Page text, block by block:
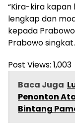
“Kira-kira
lengkap dan
kepada
Prabowo
Post Views: 1,003
Baca Juga
Penonton
Bintang